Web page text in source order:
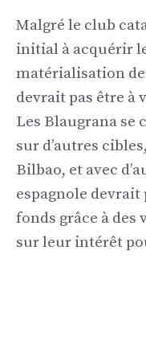
Malgré le club
initial à acquérir
matérialisation
devrait pas être à
Les Blaugrana
sur d’autres
Bilbao, et avec
espagnole
fonds grâce à des
sur leur intérêt